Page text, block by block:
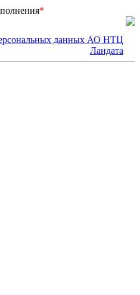
*
данных АО НТЦ
Ландата